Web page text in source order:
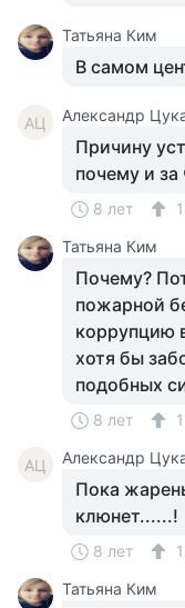
Татьяна Ким
В самом
АЦ Александр
Причину
почему и за
8 лет
1
Татьяна Ким
Почему?
пожарной
коррупцию
хотя бы
подобных
8 лет 1
АЦ Александр
Пока
клюнет......!
8 лет
1
Татьяна Ким